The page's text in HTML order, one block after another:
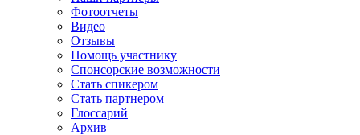
Фотоотчеты
Видео
Отзывы
Помощь участнику
Спонсорские возможности
Стать спикером
Стать партнером
Глоссарий
Архив